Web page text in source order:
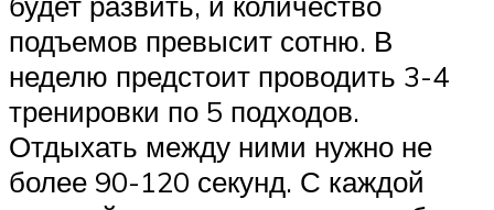
подъемов превысит сотню. В
неделю предстоит проводить 3-4
тренировки по 5 подходов.
Отдыхать между ними нужно не
более 90-120 секунд. С каждой